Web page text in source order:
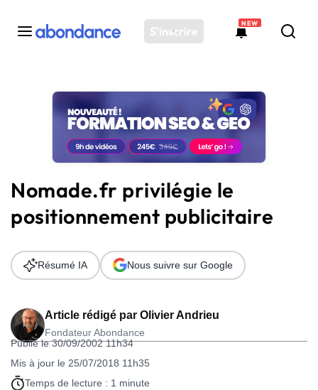
S'inscrire
NEW
Toutes les actus
Actus SEO
Plateforme
Solutions
Ressources
Audit SEO
Nomade.fr privilégie le
positionnement publicitaire
Article rédigé par Olivier Andrieu
Fondateur Abondance
Publié le 30/09/2002 11h34
Mis à jour le 25/07/2018 11h35
Temps de lecture : 1 minute
Résumé IA Nous suivre sur Google